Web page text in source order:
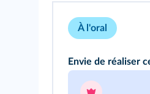
À l'oral
Envie de réaliser